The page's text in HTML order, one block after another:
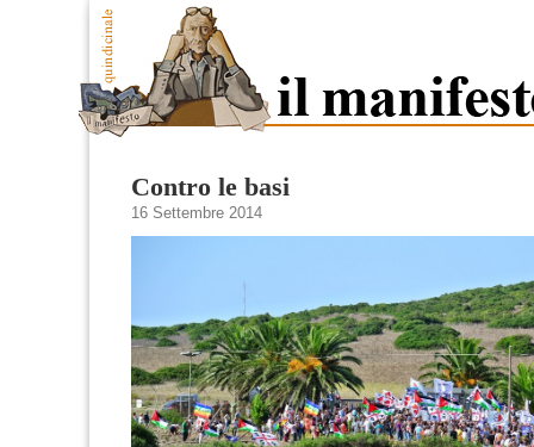
Contro le basi
16 Settembre 2014